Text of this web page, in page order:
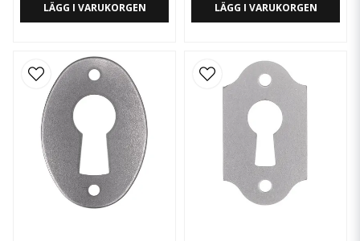
LÄGG I VARUKORGEN LÄGG I VARUKORGEN